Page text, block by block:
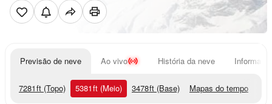
Previsão de neve Ao vivo História da neve
7281ft (Topo) 5381ft (Meio) 3478ft (Base) Mapas do tempo